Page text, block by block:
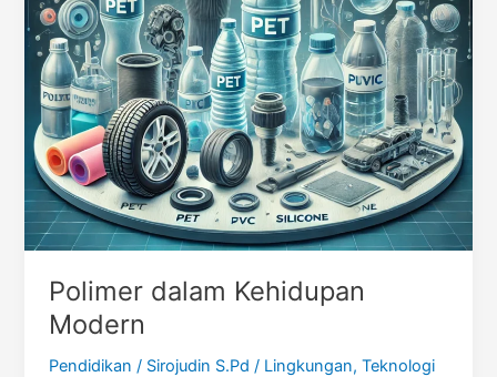
Polimer dalam Kehidupan
Modern
Pendidikan / Sirojudin S.Pd/ Lingkungan,Teknologi